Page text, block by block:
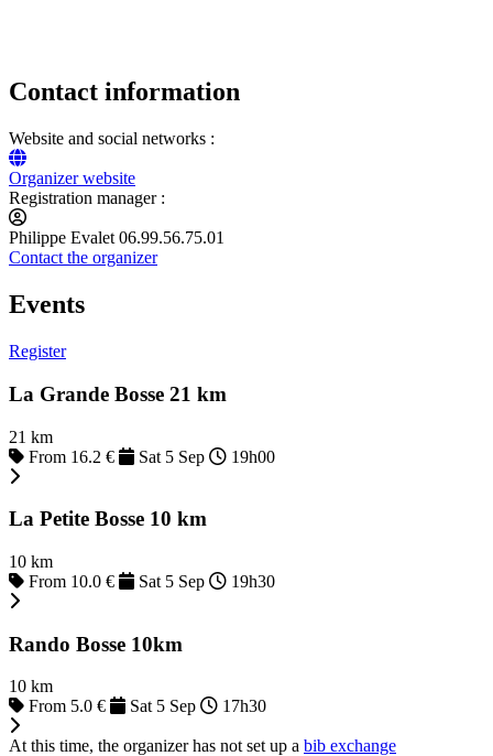
Contact information
Website and social networks :
Organizer website
Registration manager :
Philippe Evalet 06.99.56.75.01
Contact the organizer
Events
Register
La Grande Bosse 21 km
21 km
From 16.2 €
Sat 5 Sep 19h00
La Petite Bosse 10 km
10 km
From 10.0 €
Sat 5 Sep 19h30
Rando Bosse 10km
10 km
From 5.0 €
Sat 5 Sep 17h30
At this time, the organizer has not set up a bib exchange